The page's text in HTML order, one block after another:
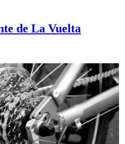
de La Vuelta